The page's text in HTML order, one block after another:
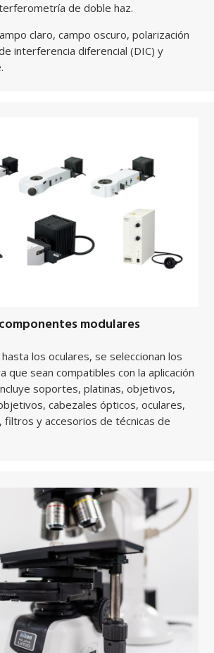
de doble haz.
claro, campo oscuro, polarización
interferencia diferencial (DIC) y
modulares
los oculares, se seleccionan los
que sean compatibles con la aplicación
soportes, platinas, objetivos,
cabezales ópticos, oculares,
filtros y accesorios de técnicas de